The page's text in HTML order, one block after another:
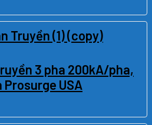
3 pha 200kA/pha,
Prosurge USA